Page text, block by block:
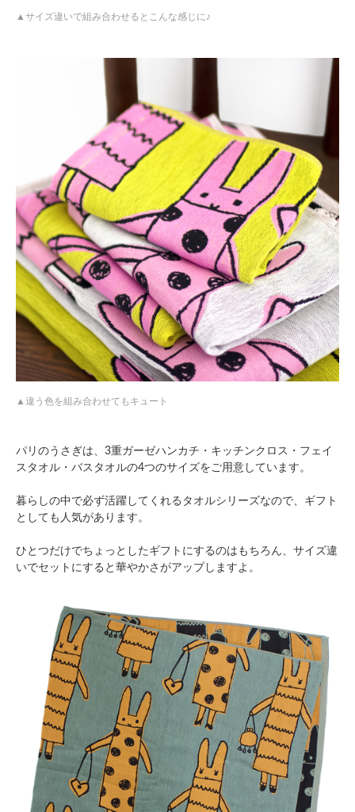
サイズ違いで組み合わせるとこんな感じに♪
違う色を組み合わせてもキュート
パリのうさぎは、3重ガーゼハンカチ・キッチンクロス・フェイ
スタオル・バスタオルの4つのサイズをご用意しています。
暮らしの中で必ず活躍してくれるタオルシリーズなので、ギフト
としても人気があります。
ひとつだけでちょっとしたギフトにするのはもちろん、サイズ違
いでセットにすると華やかさがアップしますよ。